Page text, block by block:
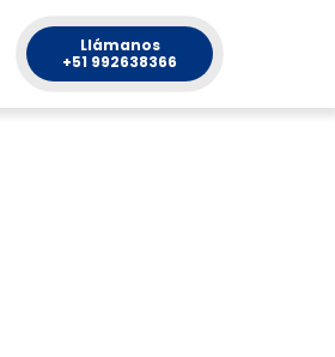
Llámanos
+51 992638366